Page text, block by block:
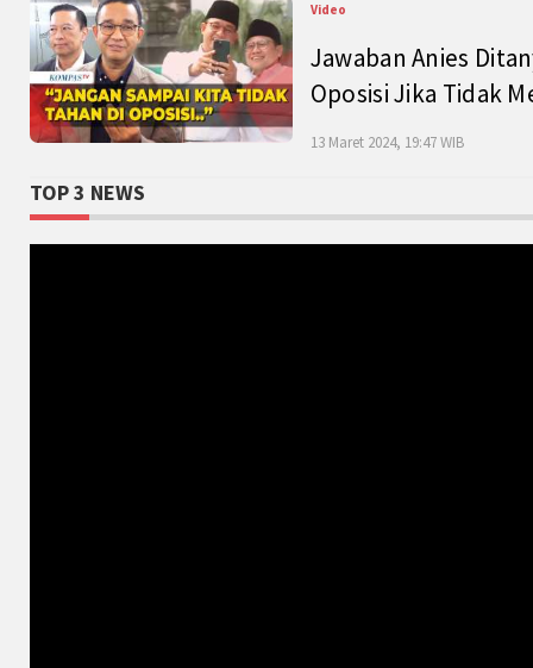
Video
Jawaban Anies
Oposisi Jika Tidak
13 Maret 2024, 19:47 WIB
TOP 3 NEWS